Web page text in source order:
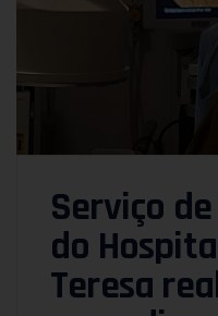
Serviço
do
Teresa